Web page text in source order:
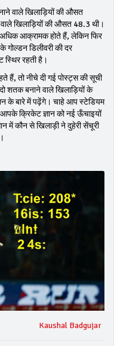
वाले खिलाड़ियों की औसत
खिलाड़ियों की औसत 48.3 थी।
आक्रामक होते हैं, लेकिन फिर
डिलीवरी की दर
स्थिर रहती है।
हैं, तो नीचे दी गई पोस्ट्स की सूची
शतक बनाने वाले खिलाड़ियों के
के बारे में पढ़ेंगे। चाहे आप स्टेडियम
क्रिकेट ज्ञान को नई ऊँचाइयों
में कौन से खिलाड़ी ने दुहेरी सेंचूरी
Kaushal Badgujar